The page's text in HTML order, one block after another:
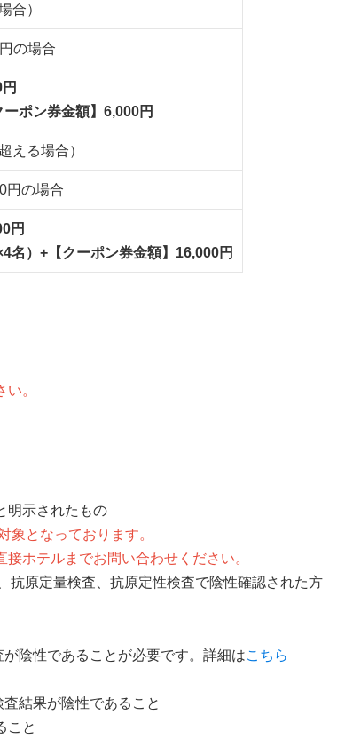
合）
の場合
ポン券金額】6,000円
える場合）
円の場合
円
名）+【クーポン券金額】16,000円
。
明示されたもの
となっております。
ホテルまでお問い合わせください。
抗原定量検査、抗原定性検査で陰性確認された方
陰性であることが必要です。詳細はこちら
結果が陰性であること
こと